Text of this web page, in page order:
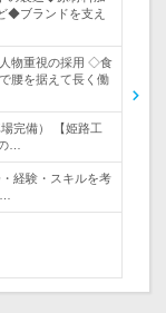
◆ブランドを支え
物重視の採用 ◇食
腰を据えて長く働
完備） 【姫路工
…
経験・スキルを考